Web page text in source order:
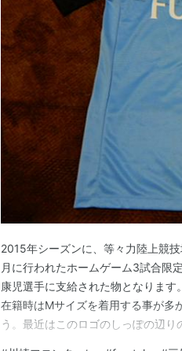
2015年シーズンに、等々力陸上競
月に行われたホームゲーム3試合限
康児選手に支給された物となりま
在籍時はMサイズを着用する事が多
う。最近はこのロゴのしっぽの辺